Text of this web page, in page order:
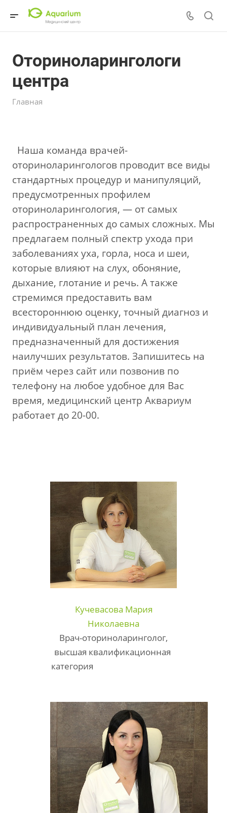
Оториноларингологи
центра
Главная
Наша команда врачей-
оториноларингологов проводит все виды
стандартных процедур и манипуляций,
предусмотренных профилем
оториноларингология, — от самых
распространенных до самых сложных. Мы
предлагаем полный спектр ухода при
заболеваниях уха, горла, носа и шеи,
которые влияют на слух, обоняние,
дыхание, глотание и речь. А также
стремимся предоставить вам
всестороннюю оценку, точный диагноз и
индивидуальный план лечения,
предназначенный для достижения
наилучших результатов. Запишитесь на
приём через сайт или позвонив по
телефону на любое удобное для Вас
время, медицинский центр Аквариум
работает до 20-00.
Кучевасова Мария
Николаевна
Врач-оториноларинголог,
высшая квалификационная
категория